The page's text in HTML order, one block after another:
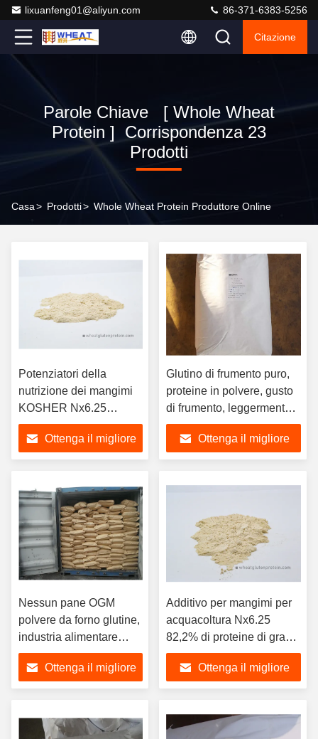
lixuanfeng01@aliyun.com 86-371-6383-5256
Citazione
Parole Chiave [ Whole Wheat
Protein ] Corrispondenza 23
Prodotti
Casa> Prodotti> Whole Wheat Protein Produttore Online
Potenziatori della
nutrizione dei mangimi
KOSHER Nx6.25
Proteine integrali di
granoOttenga il migliore
Glutino di frumento puro,
proteine in polvere, gusto
di frumento, leggermente
giallastro
Ottenga il migliore
Nessun pane OGM
polvere da forno glutine,
industria alimentare
proteine di grano
Ottenga il migliore
Additivo per mangimi per
acquacoltura Nx6.25
82,2% di proteine di grano
in polvere
Ottenga il migliore